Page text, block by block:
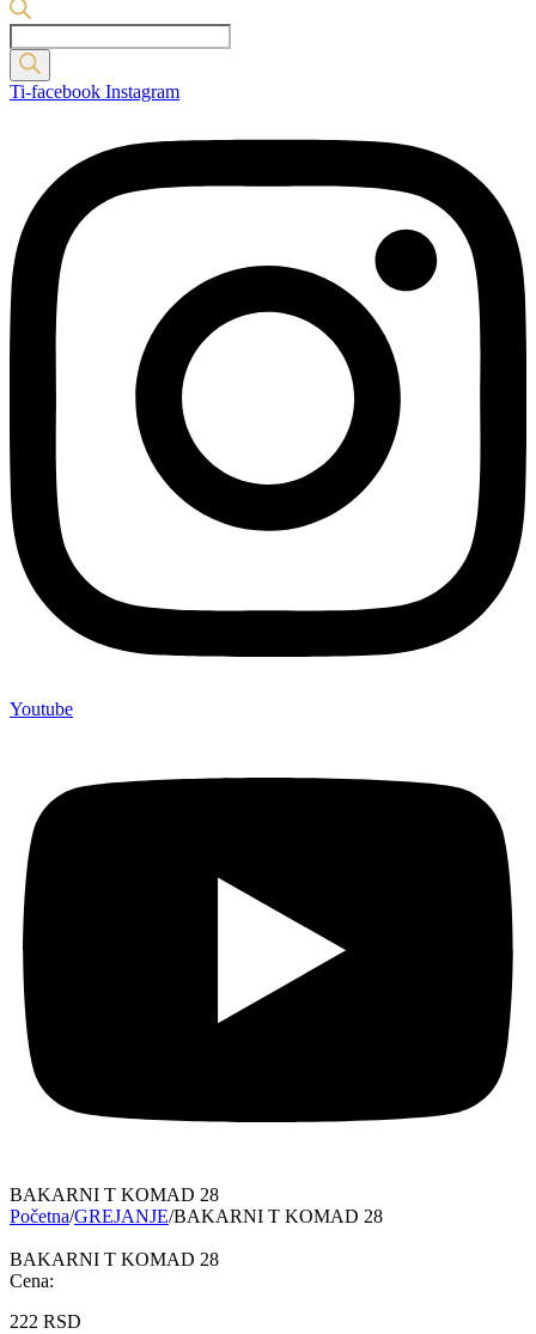
Products
search
Ti-facebook Instagram
Youtube
BAKARNI T KOMAD 28
Početna/GREJANJE/BAKARNI T KOMAD 28
BAKARNI T KOMAD 28
Cena:
222 RSD